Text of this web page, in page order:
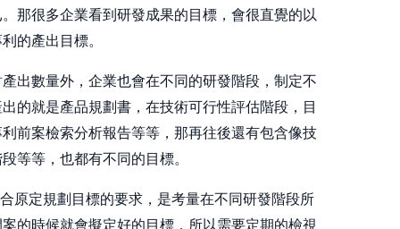
那很多企業看到研發成果的目標，會很直覺的以
的產出目標。
出數量外，企業也會在不同的研發階段，制定不
的就是產品規劃書，在技術可行性評估階段，目
前案檢索分析報告等等，那再往後還有包含像技
等等，也都有不同的目標。
原定規劃目標的要求，是考量在不同研發階段所
的時候就會擬定好的目標，所以需要定期的檢視